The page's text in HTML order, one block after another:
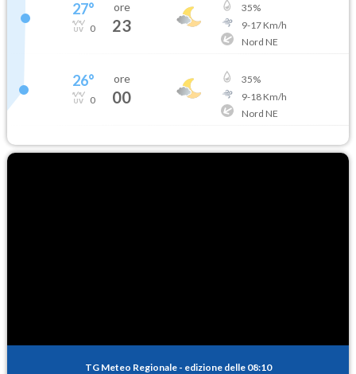
27°
0
ore
23
35%
9-17Km/h
Nord NE
26°
0
ore
00
35%
9-18Km/h
Nord NE
TG Meteo Regionale - edizione delle 08:10